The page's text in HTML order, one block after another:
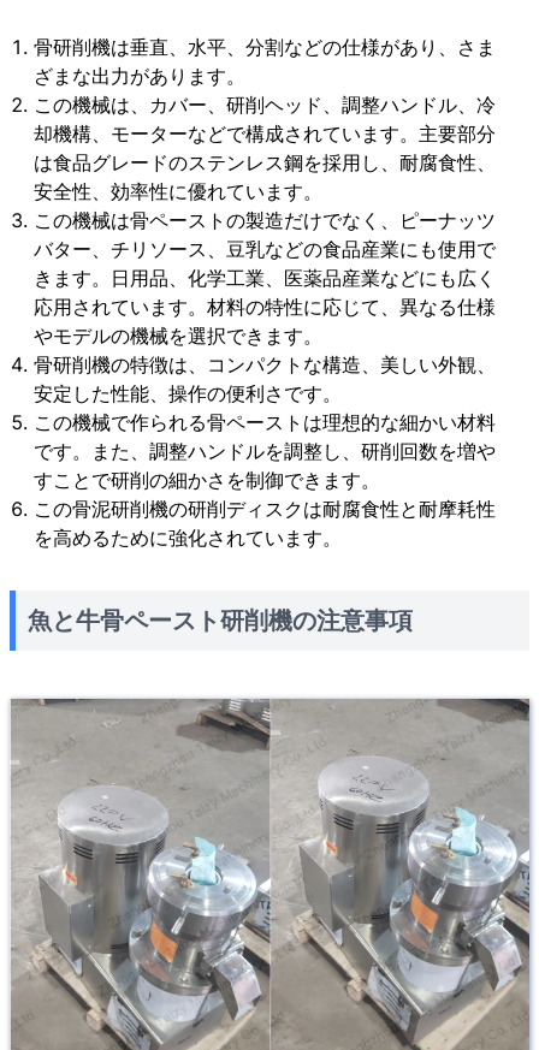
骨研削機は垂直、水平、分割などの仕様があり、さま
ざまな出力があります。
この機械は、カバー、研削ヘッド、調整ハンドル、冷
却機構、モーターなどで構成されています。主要部分
は食品グレードのステンレス鋼を採用し、耐腐食性、
安全性、効率性に優れています。
この機械は骨ペーストの製造だけでなく、ピーナッツ
バター、チリソース、豆乳などの食品産業にも使用で
きます。日用品、化学工業、医薬品産業などにも広く
応用されています。材料の特性に応じて、異なる仕様
やモデルの機械を選択できます。
骨研削機の特徴は、コンパクトな構造、美しい外観、
安定した性能、操作の便利さです。
この機械で作られる骨ペーストは理想的な細かい材料
です。また、調整ハンドルを調整し、研削回数を増や
すことで研削の細かさを制御できます。
この骨泥研削機の研削ディスクは耐腐食性と耐摩耗性
を高めるために強化されています。
魚と牛骨ペースト研削機の注意事項